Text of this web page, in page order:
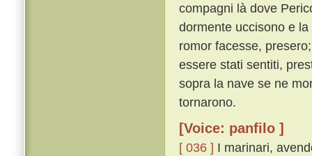
compagni là dove
dormente uccisono e
romor facesse,
essere stati sentiti,
sopra la nave se ne
tornarono.
[Voice: panfilo ]
[ 036 ] I marinari,